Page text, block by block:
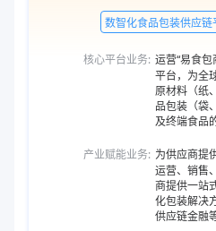
数智化食品包装供应链
核心平台业务: 运营“易食包
平台，为全
原材料（纸
品包装（袋
及终端食品
产业赋能业务: 为供应商提
运营、销售
商提供一站
化包装解决
供应链金融